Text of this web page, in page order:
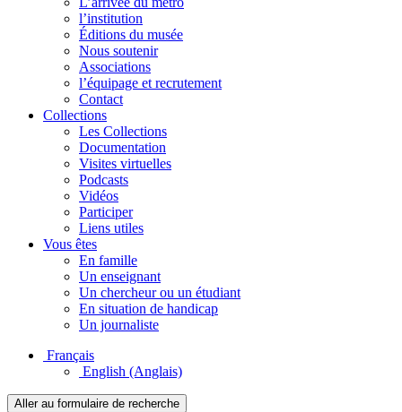
l’institution
Éditions du musée
Nous soutenir
Associations
l’équipage et recrutement
Contact
Collections
Les Collections
Documentation
Visites virtuelles
Podcasts
Vidéos
Participer
Liens utiles
Vous êtes
En famille
Un enseignant
Un chercheur ou un étudiant
En situation de handicap
Un journaliste
Français
English (Anglais)
Aller au formulaire de recherche